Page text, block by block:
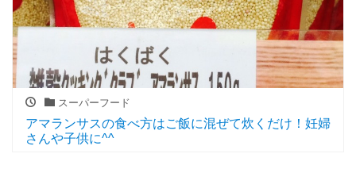
スーパーフード
アマランサスの食べ方はご飯に混ぜて炊くだけ！妊婦
さんや子供に^^